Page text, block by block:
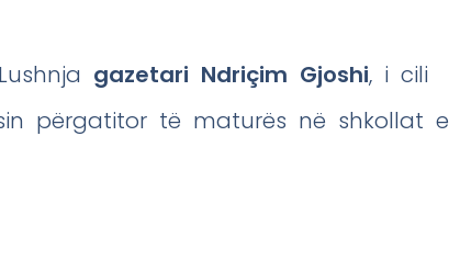
gazetari Ndriçim Gjoshi, i cili
përgatitor të maturës në shkollat e